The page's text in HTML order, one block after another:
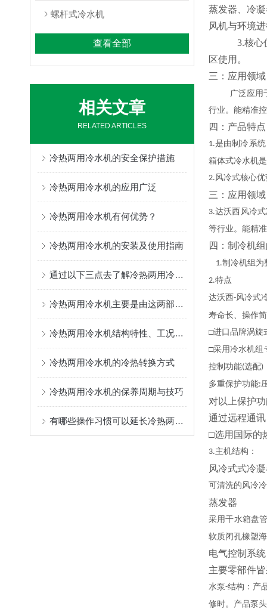
螺杆式冷水机
查看全部
相关文章
RELATED ARTICLES
冷热两用冷水机的安全保护措施
冷热两用冷水机的应用广泛
冷热两用冷水机有何优势？
冷热两用冷水机的安装及使用指南
通过以下三点去了解冷热两用冷水机的作用原理
冷热两用冷水机主要是由这两部分组成的
冷热两用冷水机结构特性、工况适配与运维管控解析
冷热两用冷水机的冷热转换方式
冷热两用冷水机的保养周期与技巧
有哪些操作习惯可以延长冷热两用冷水机的使用寿命？
蒸发器、冷
风机与环境
3.核心
区使用。
三：应用领
广泛应用
行业。能精准
四：产品特
1.是由制冷系
箱体式冷水机
2. 风冷式核心
三：应用领
3.达沃西风冷
等行业。能精
四：制冷机
1.制冷机组为
2.特点
达沃西-风冷式
寿命长、操作
□进口品牌涡旋
□采用冷水机组
控制功能(选配)
多重保护功能:
对以上保护
通过远程通
□选用国际的
3.主机结构：
风冷式式冷
可清洗的风冷
蒸发器
采用干水箱盘
软质闭孔橡塑
电气控制系统
主要零部件
水泵-结构：产
修时。产品泵